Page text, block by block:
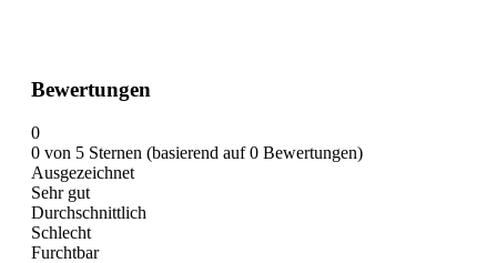
Bewertungen
0
0 von 5 Sternen (basierend auf 0 Bewertungen)
Ausgezeichnet
Sehr gut
Durchschnittlich
Schlecht
Furchtbar